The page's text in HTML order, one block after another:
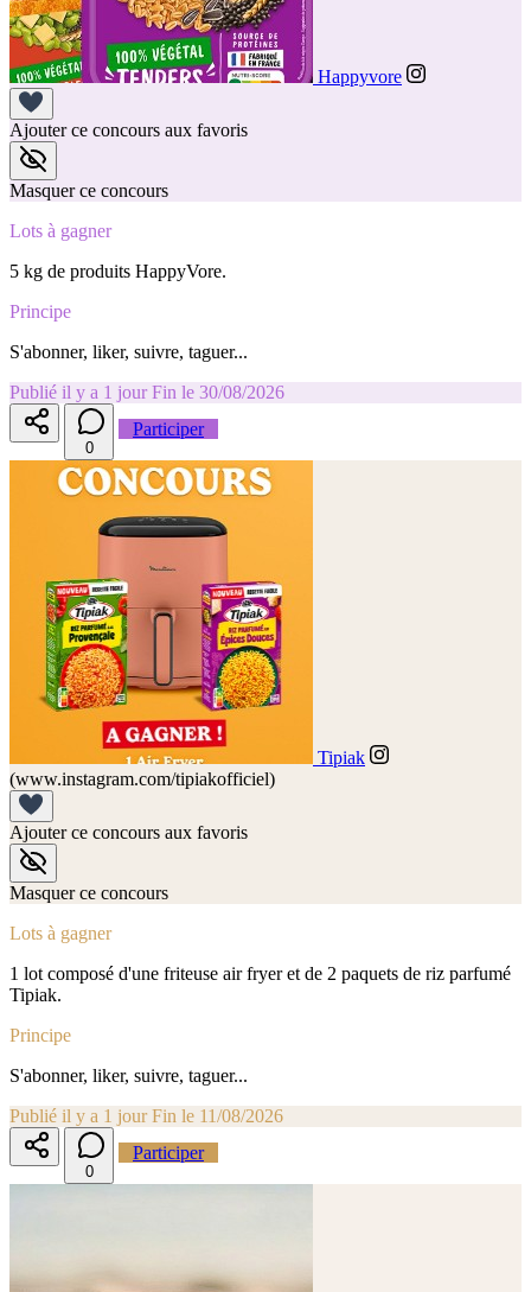
Happyvore
Ajouter ce concours aux favoris
Masquer ce concours
Lots à gagner
5 kg de produits HappyVore.
Principe
S'abonner, liker, suivre, taguer...
Publié il y a 1 jour Fin le 30/08/2026
0
Participer
Tipiak
(www.instagram.com/tipiakofficiel)
Ajouter ce concours aux favoris
Masquer ce concours
Lots à gagner
1 lot composé d'une friteuse air fryer et de 2 paquets de riz parfumé
Tipiak.
Principe
S'abonner, liker, suivre, taguer...
Publié il y a 1 jour Fin le 11/08/2026
0
Participer